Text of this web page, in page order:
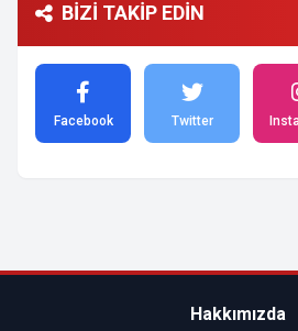
BİZİ TAKİP EDİN
Facebook Twitter
Hakkımızda